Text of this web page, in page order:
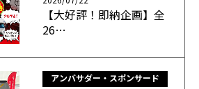
【大好評！即納企画】全
26…
アンバサダー・スポンサード